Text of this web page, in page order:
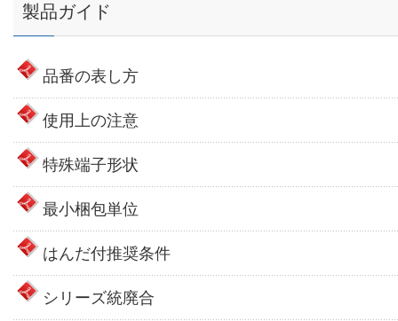
製品ガイド
品番の表し方
使用上の注意
特殊端子形状
最小梱包単位
はんだ付推奨条件
シリーズ統廃合